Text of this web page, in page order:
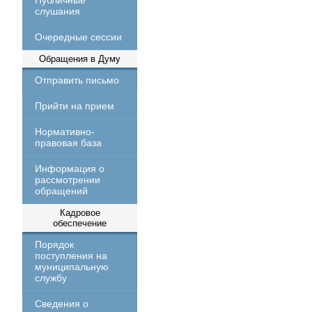
слушания
Очередные сессии
Обращения в Думу
Отправить письмо
Прийти на прием
Нормативно-
правовая база
Информация о
рассмотрении
обращений
Кадровое
обеспечение
Порядок
поступления на
муниципальную
службу
Сведения о